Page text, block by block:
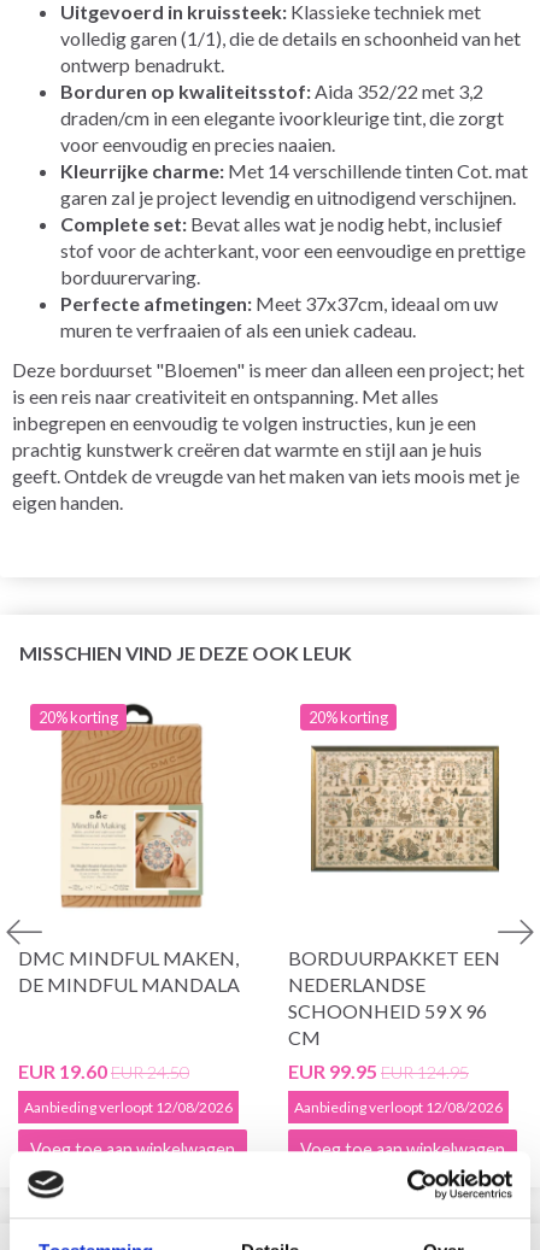
Uitgevoerd in kruissteek: Klassieke techniek met
volledig garen (1/1), die de details en schoonheid van het
ontwerp benadrukt.
Borduren op kwaliteitsstof: Aida 352/22 met 3,2
draden/cm in een elegante ivoorkleurige tint, die zorgt
voor eenvoudig en precies naaien.
Kleurrijke charme: Met 14 verschillende tinten Cot. mat
garen zal je project levendig en uitnodigend verschijnen.
Complete set: Bevat alles wat je nodig hebt, inclusief
stof voor de achterkant, voor een eenvoudige en prettige
borduurervaring.
Perfecte afmetingen: Meet 37x37cm, ideaal om uw
muren te verfraaien of als een uniek cadeau.
Deze borduurset "Bloemen" is meer dan alleen een project; het
is een reis naar creativiteit en ontspanning. Met alles
inbegrepen en eenvoudig te volgen instructies, kun je een
prachtig kunstwerk creëren dat warmte en stijl aan je huis
geeft. Ontdek de vreugde van het maken van iets moois met je
eigen handen.
MISSCHIEN VIND JE DEZE OOK LEUK
20% korting
DMC MINDFUL MAKEN,
DE MINDFUL MANDALA
EUR 19.60EUR 24.50
Aanbieding verloopt 12/08/2026
Voeg toe aan winkelwagen
20% korting
BORDUURPAKKET EEN
NEDERLANDSE
SCHOONHEID 59 X 96
CM
EUR 99.95 EUR 124.95
Aanbieding verloopt 12/08/2026
Voeg toe aan winkelwagen